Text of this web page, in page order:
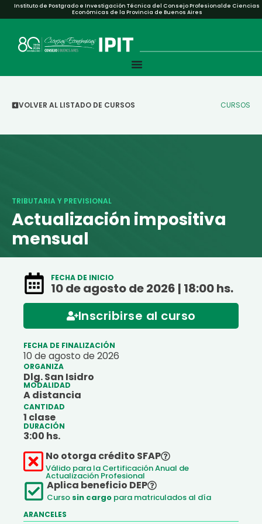
Instituto de Postgrado e Investigación Técnica del Consejo Profesionalde Ciencias
Económicas de la Provincia de Buenos Aires
VOLVER AL LISTADO DE CURSOS CURSOS
TRIBUTARIA Y PREVISIONAL
Actualización impositiva
mensual
FECHA DE INICIO
10 de agosto de 2026 | 18:00 hs.
Inscribirse al curso
FECHA DE FINALIZACIÓN
10 de agosto de 2026
ORGANIZA
Dlg. San Isidro
MODALIDAD
A distancia
CANTIDAD
1 clase
DURACIÓN
3:00 hs.
No otorga crédito SFAP
Válido para la Certificación Anual de
Actualización Profesional
Aplica beneficio DEP
Curso sin cargo para matriculados al día
ARANCELES